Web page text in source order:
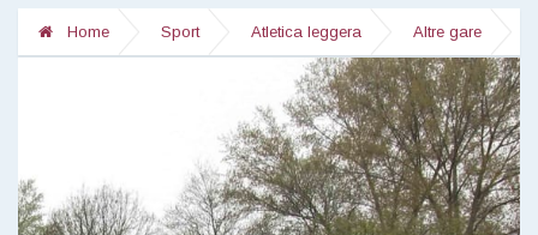
Home Sport Atletica leggera Altre gare